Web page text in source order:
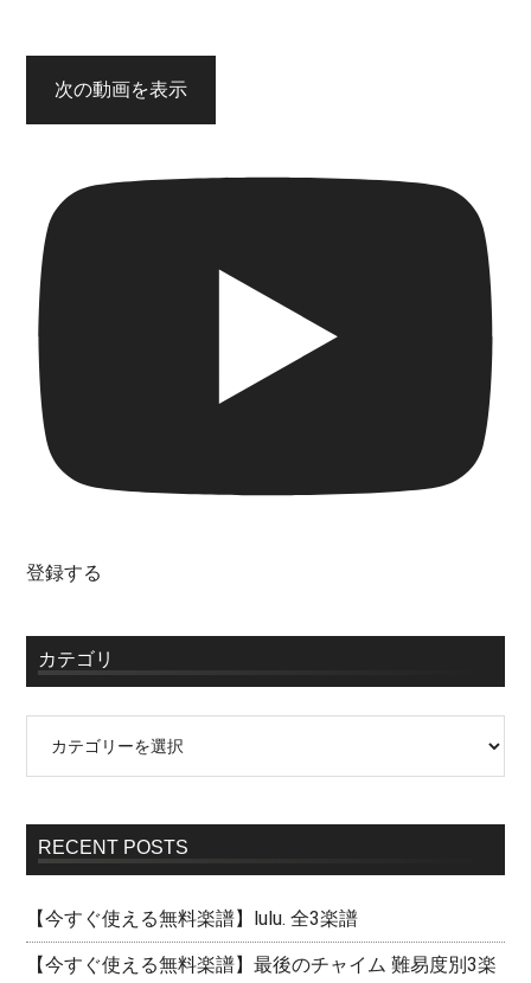
次の動画を表示
登録する
カテゴリ
RECENT POSTS
【今すぐ使える無料楽譜】lulu. 全3楽譜
【今すぐ使える無料楽譜】最後のチャイム 難易度別3楽